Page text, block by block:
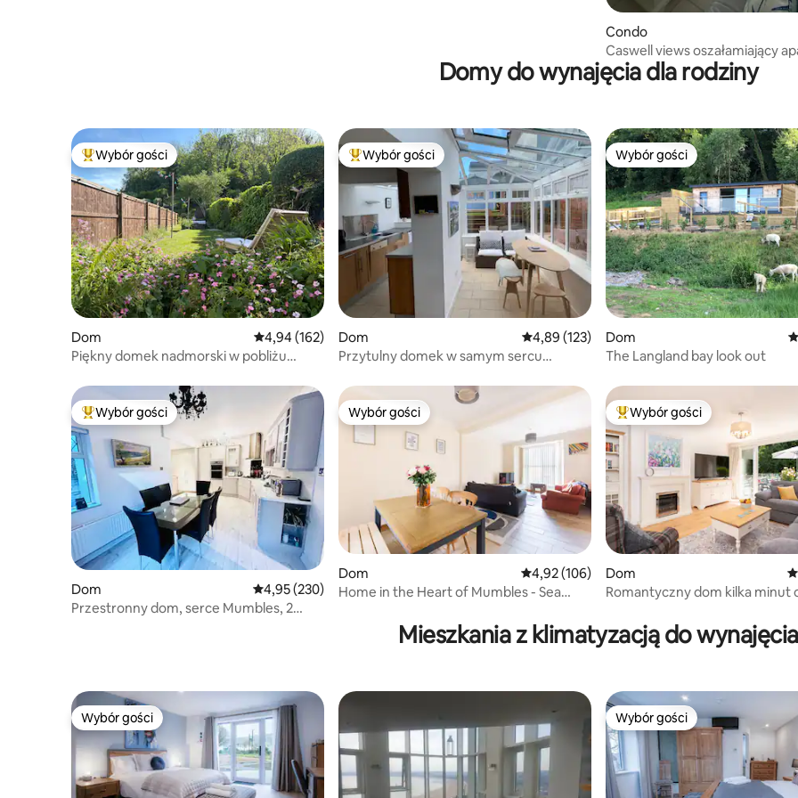
Condo
Caswell views oszałamiający apartament
na plaży
Domy do wynajęcia dla rodziny
Najpopularniejsze z kategorii Wybór gości
Wybór gości
Dom Średnia ocena: 4,94 na 5, liczba recenzji: 162
4,94 (162)
Piękny domek nadmorski w pobliżu
Najpopularniejsze z kategorii Wybór gości
Wybór gości
Dom Średnia ocena: 4,89 na 5, liczba recenzji: 123
4,89 (123)
Przytulny domek w samym sercu
Wybór gości
Wybór gości
Dom
The Langland bay look out
Najpopularniejsze z kategorii Wybór gości
Wybór gości
Dom Średnia ocena: 4,95 na 5, liczba recenzji: 230
4,95 (230)
Przestronny dom, serce Mumbles, 2
Wybór gości
Wybór gości
Dom Średnia ocena: 4,92 na 5, liczba recenzji: 106
4,92 (106)
Home in the Heart of Mumbles - Sea
Najpopularniejsze z kategorii
Wybór gości
Dom
Romantyczny dom kilka minut
Mieszkania z klimatyzacją do wynajęcia
Wybór gości
Wybór gości Wybór gości
Wybór gości